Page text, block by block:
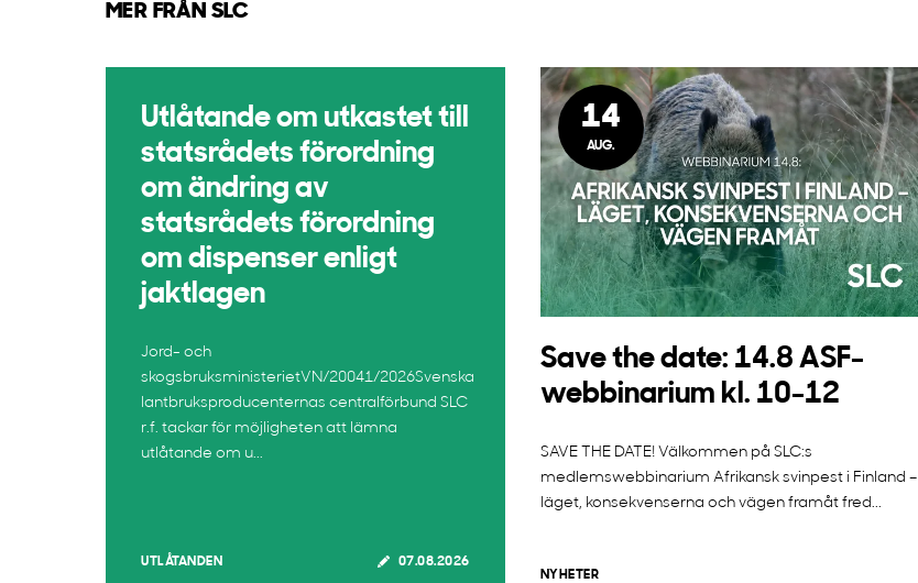
MER FRÅN SLC
Utlåtande om utkastet till
statsrådets förordning
om ändring av
statsrådets förordning
om dispenser enligt
jaktlagen
Jord- och
skogsbruksministerietVN/20041/2026Svenska
lantbruksproducenternas centralförbund SLC
r.f. tackar för möjligheten att lämna
utlåtande om u...
UTLÅTANDEN 07.08.2026
14
AUG.
Save the date: 14.8 ASF-
webbinarium kl. 10-12
SAVE THE DATE! Välkommen på SLC:s
medlemswebbinarium Afrikansk svinpest i Finland –
läget, konsekvenserna och vägen framåt fred...
NYHETER